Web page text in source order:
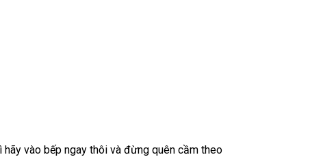
hãy vào bếp ngay thôi và đừng quên cầm theo